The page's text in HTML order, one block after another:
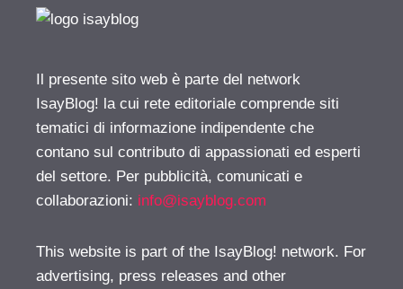
Il presente sito web è parte del network
IsayBlog! la cui rete editoriale comprende siti
tematici di informazione indipendente che
contano sul contributo di appassionati ed esperti
del settore. Per pubblicità, comunicati e
collaborazioni: info@isayblog.com
This website is part of the IsayBlog! network. For
advertising, press releases and other